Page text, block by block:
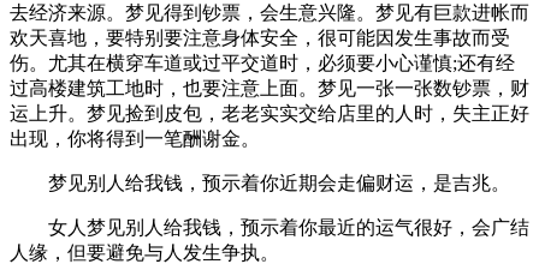
去经济来源。梦见得到钞票，会生意兴隆。梦见有巨款进帐而
欢天喜地，要特别要注意身体安全，很可能因发生事故而受
伤。尤其在横穿车道或过平交道时，必须要小心谨慎;还有经
过高楼建筑工地时，也要注意上面。梦见一张一张数钞票，财
运上升。梦见捡到皮包，老老实实交给店里的人时，失主正好
出现，你将得到一笔酬谢金。
梦见别人给我钱，预示着你近期会走偏财运，是吉兆。
女人梦见别人给我钱，预示着你最近的运气很好，会广结
人缘，但要避免与人发生争执。